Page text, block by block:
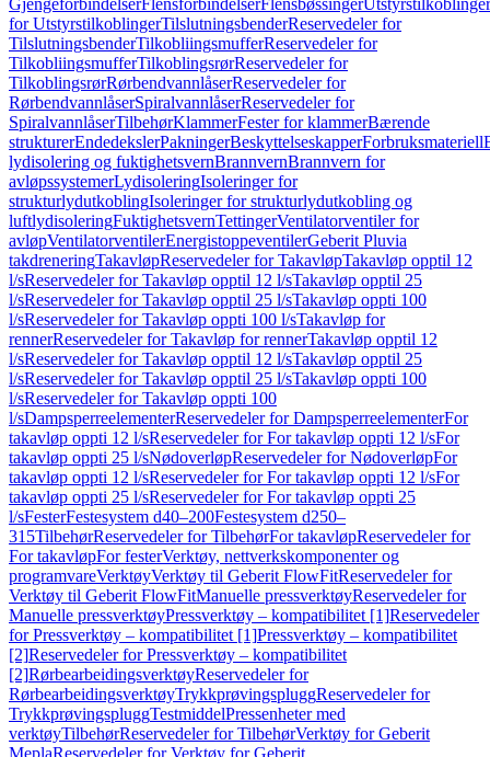
GjengeforbindelserFlensforbindelserFlensbøssingerUtstyrstilkoblinger
for UtstyrstilkoblingerTilslutningsbenderReservedeler for
TilslutningsbenderTilkobliingsmufferReservedeler for
TilkobliingsmufferTilkoblingsrørReservedeler for
TilkoblingsrørRørbendvannlåserReservedeler for
RørbendvannlåserSpiralvannlåserReservedeler for
SpiralvannlåserTilbehørKlammerFester for klammerBærende
strukturerEndedekslerPakningerBeskyttelseskapperForbruksmateriell
lydisolering og fuktighetsvernBrannvernBrannvern for
avløpssystemerLydisoleringIsoleringer for
strukturlydutkoblingIsoleringer for strukturlydutkobling og
luftlydisoleringFuktighetsvernTettingerVentilatorventiler for
avløpVentilatorventilerEnergistoppeventilerGeberit Pluvia
takdreneringTakavløpReservedeler for TakavløpTakavløp opptil 12
l/sReservedeler for Takavløp opptil 12 l/sTakavløp opptil 25
l/sReservedeler for Takavløp opptil 25 l/sTakavløp oppti 100
l/sReservedeler for Takavløp oppti 100 l/sTakavløp for
rennerReservedeler for Takavløp for rennerTakavløp opptil 12
l/sReservedeler for Takavløp opptil 12 l/sTakavløp opptil 25
l/sReservedeler for Takavløp opptil 25 l/sTakavløp oppti 100
l/sReservedeler for Takavløp oppti 100
l/sDampsperreelementerReservedeler for DampsperreelementerFor
takavløp oppti 12 l/sReservedeler for For takavløp oppti 12 l/sFor
takavløp oppti 25 l/sNødoverløpReservedeler for NødoverløpFor
takavløp oppti 12 l/sReservedeler for For takavløp oppti 12 l/sFor
takavløp oppti 25 l/sReservedeler for For takavløp oppti 25
l/sFesterFestesystem d40–200Festesystem d250–
315TilbehørReservedeler for TilbehørFor takavløpReservedeler for
For takavløpFor festerVerktøy, nettverkskomponenter og
programvareVerktøyVerktøy til Geberit FlowFitReservedeler for
Verktøy til Geberit FlowFitManuelle pressverktøyReservedeler for
Manuelle pressverktøyPressverktøy – kompatibilitet [1]Reservedeler
for Pressverktøy – kompatibilitet [1]Pressverktøy – kompatibilitet
[2]Reservedeler for Pressverktøy – kompatibilitet
[2]RørbearbeidingsverktøyReservedeler for
RørbearbeidingsverktøyTrykkprøvingspluggReservedeler for
TrykkprøvingspluggTestmiddelPressenheter med
verktøyTilbehørReservedeler for TilbehørVerktøy for Geberit
MeplaReservedeler for Verktøy for Geberit